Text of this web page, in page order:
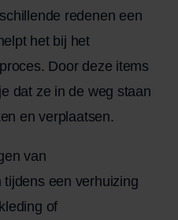
redenen een
het bij het
Door deze items
dat ze in de weg staan
en verplaatsen.
van
een verhuizing
of